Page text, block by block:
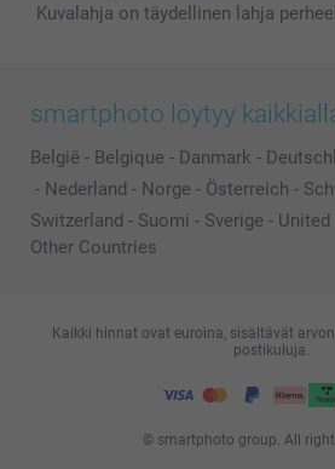
Kuvalahja on täydellinen lahja
smartphoto löytyy
België - Belgique - Danmark -
- Nederland - Norge - Österreich -
Switzerland - Suomi - Sverige - United
Other Countries
© smartphoto group. All
Kaikki hinnat ovat euroina, sisältävät
postikuluja.